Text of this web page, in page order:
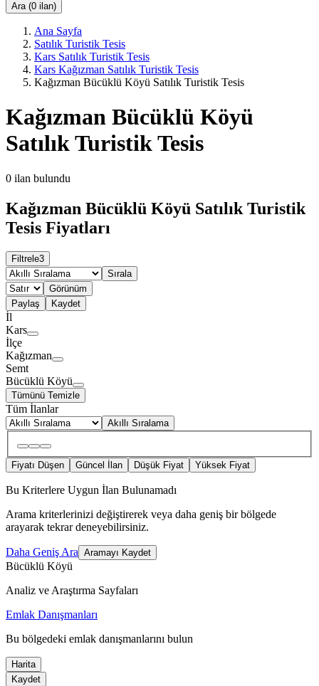
Ara (0 ilan)
Ana Sayfa
Satılık Turistik Tesis
Kars Satılık Turistik Tesis
Kars Kağızman Satılık Turistik Tesis
Kağızman Bücüklü Köyü Satılık Turistik Tesis
Kağızman Bücüklü Köyü
Satılık Turistik Tesis
0 ilan bulundu
Kağızman Bücüklü Köyü Satılık Turistik
Tesis Fiyatları
Filtrele3
Sırala
Görünüm
Paylaş
Kaydet
İl
Kars
İlçe
Kağızman
Semt
Bücüklü Köyü
Tümünü Temizle
Tüm İlanlar
Akıllı Sıralama
Fiyatı Düşen Güncel İlan Düşük Fiyat Yüksek Fiyat
Bu Kriterlere Uygun İlan Bulunamadı
Arama kriterlerinizi değiştirerek veya daha geniş bir bölgede
arayarak tekrar deneyebilirsiniz.
Daha Geniş Ara Aramayı Kaydet
Bücüklü Köyü
Analiz ve Araştırma Sayfaları
Emlak Danışmanları
Bu bölgedeki emlak danışmanlarını bulun
Harita
Kaydet